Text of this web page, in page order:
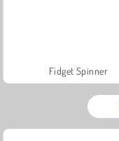
Fidget Spinner